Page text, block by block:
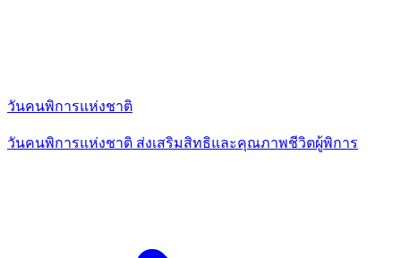
วันคนพิการแห่งชาติ
วันคนพิการแห่งชาติ ส่งเสริมสิทธิและคุณภาพชีวิตผู้พิการ